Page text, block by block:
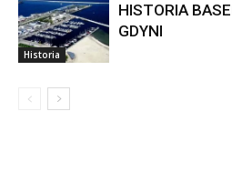
Historia
HISTORIA
GDYNI